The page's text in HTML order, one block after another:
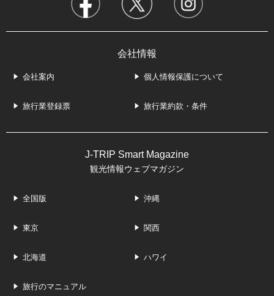
会社情報
会社案内 個人情報保護について
旅行業登録票 旅行業約款・条件
J-TRIP Smart Magazine
観光情報ウェブマガジン
全国版 沖縄
東京 関西
北海道 ハワイ
旅行のマニュアル